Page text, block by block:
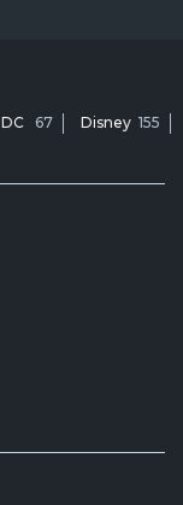
DC 67 Disney 155